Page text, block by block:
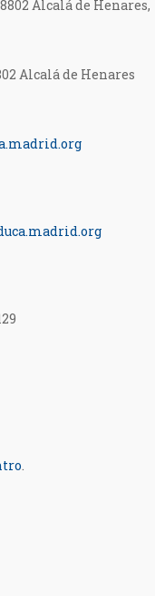
Alcalá de Henares,
Alcalá de Henares
.